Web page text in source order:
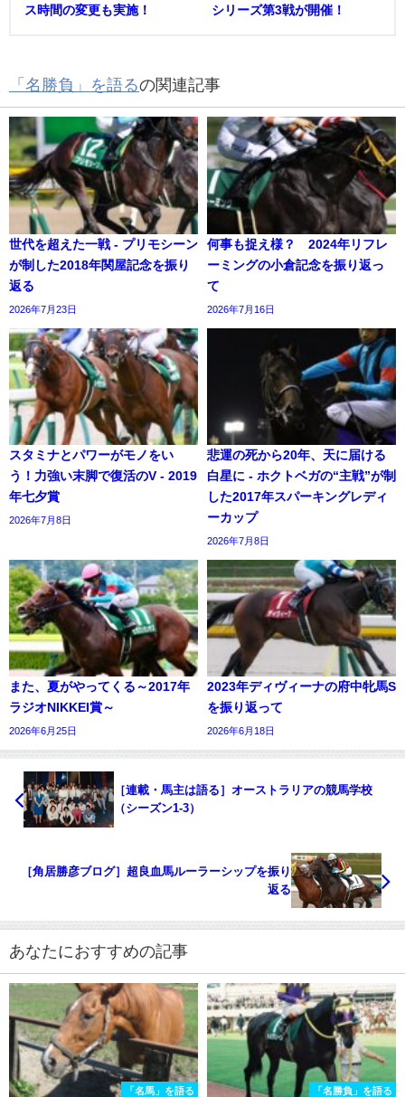
ス時間の変更も実施！
シリーズ第3戦が開催！
「名勝負」を語るの関連記事
世代を超えた一戦 - プリモシーン
が制した2018年関屋記念を振り
返る
2026年7月23日
何事も捉え様？ 2024年リフレ
ーミングの小倉記念を振り返っ
て
2026年7月16日
スタミナとパワーがモノをい
う！力強い末脚で復活のV - 2019
年七夕賞
2026年7月8日
悲運の死から20年、天に届ける
白星に - ホクトベガの“主戦”が制
した2017年スパーキングレディ
ーカップ
2026年7月8日
また、夏がやってくる～2017年
ラジオNIKKEI賞～
2026年6月25日
2023年ディヴィーナの府中牝馬S
を振り返って
2026年6月18日
［連載・馬主は語る］オーストラリアの競馬学校
（シーズン1-3）
［角居勝彦ブログ］超良血馬ルーラーシップを振り
返る
あなたにおすすめの記事
「名馬」を語る 「名勝負」を語る